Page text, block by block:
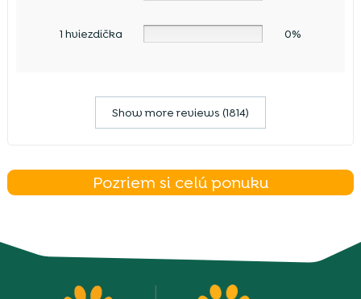
1 hviezdička 0%
Show more reviews (1814)
Pozriem si celú ponuku